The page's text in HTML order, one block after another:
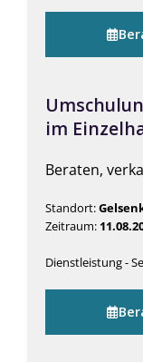
im
Beraten,
Standort:
Zeitraum:
Dienstleistung -